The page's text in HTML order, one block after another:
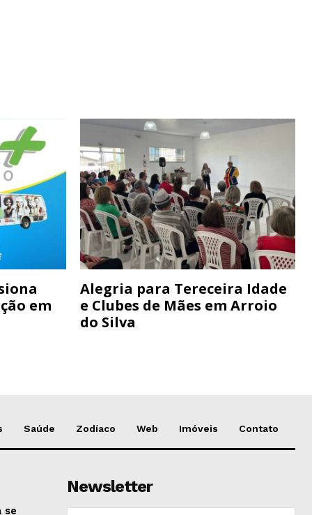
em
Alegria para Tereceira Idade
e Clubes de Mães em Arroio
do Silva
Saúde Zodíaco Web Imóveis Contato
se
Newsletter